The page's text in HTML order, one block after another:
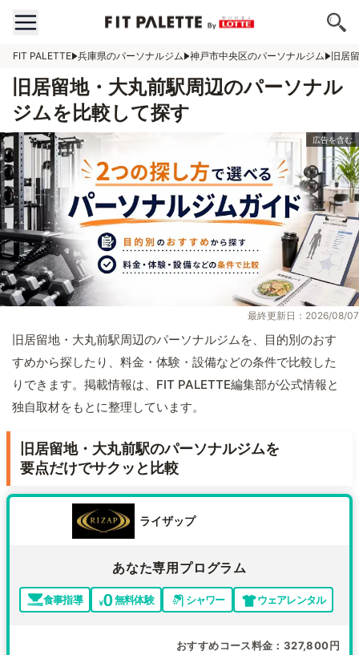
FIT PALETTE 兵庫県のパーソナルジム 神戸市中央区のパーソナルジム 旧居
旧居留地・大丸前駅周辺のパーソナル
ジムを比較して探す
最終更新日：2026/08/07
旧居留地・大丸前駅周辺のパーソナルジムを、目的別のおす
すめから探したり、料金・体験・設備などの条件で比較した
りできます。掲載情報は、FIT PALETTE編集部が公式情報と
独自取材をもとに整理しています。
旧居留地・大丸前駅のパーソナルジムを
要点だけでサクッと比較
ライザップ
あなた専用プログラム
食事指導 無料体験 シャワー ウェアレンタル
おすすめコース料金 327,800円